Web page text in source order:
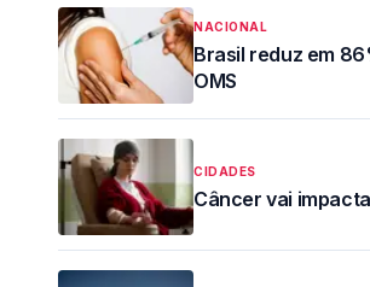
NACIONAL
Brasil reduz em
OMS
CIDADES
Câncer vai